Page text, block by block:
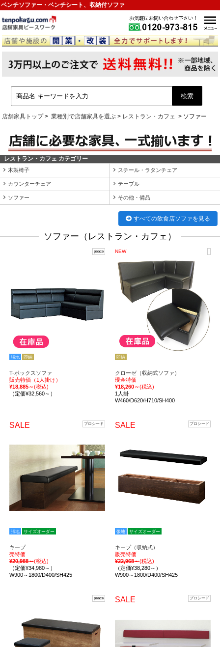
ベンチソファー・ベンチシート、収納付ソファ
店舗家具トップ 業種別で店舗家具を選ぶ レストラン・カフェ ソファー
レストラン・カフェ カテゴリー
木製椅子 スチール・ラタンチェア
カウンターチェア テーブル
ソファー その他・備品
すべての飲食店ソファを見る
ソファー（レストラン・カフェ）
peace
張地 即納
T-ボックスソファ
販売特価（1人掛け）
¥18,885～(税込)
（定価¥32,560～）
NEW
即納
クローゼ（収納式ソファ）
現金特価
¥18,260～(税込)
1人掛
W460/D620/H710/SH400
SALE プロシード
張地 サイズオーダー
キープ
売特価
¥20,988～(税込)
（定価¥34,980～）
W900～1800/D400/SH425
SALE プロシード
張地 サイズオーダー
キープ（収納式）
販売特価
¥22,968～(税込)
（定価¥38,280～）
W900～1800/D400/SH425
peace SALE プロシード